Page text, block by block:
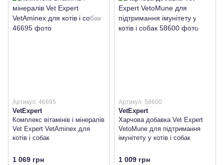
Артикул: 46695
VetExpert
Комплекс вітамінів і мінералів
Vet Expert VetAminex для
котів і собак
1 069 грн
Артикул: 58600
VetExpert
Харчова добавка Vet Expert
VetoMune для підтримання
імунітету у котів і собак
1 009 грн